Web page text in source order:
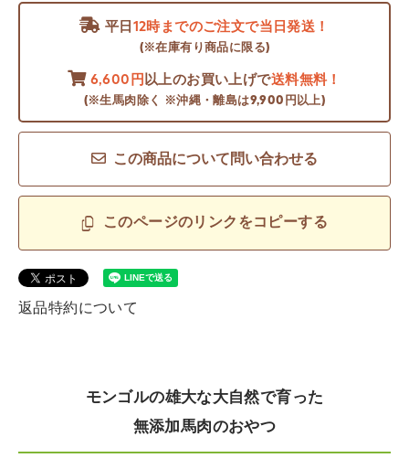
平日 12時までのご注文で当日発送！
(※在庫有り商品に限る)
6,600円 以上のお買い上げで送料無料！
(※生馬肉除く ※沖縄・離島は9,900円以上)
この商品について問い合わせる
このページのリンクをコピーする
返品特約について
モンゴルの雄大な大自然で育った
無添加馬肉のおやつ